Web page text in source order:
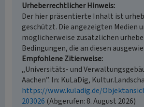
Urheberrechtlicher Hinweis
Der hier präsentierte Inhalt ist
geschützt. Die angezeigten Medien
möglicherweise zusätzlichen
Bedingungen, die an diesen
Empfohlene Zitierweise
„Universitäts- und
Aachen”. In: KuLaDig,
https://www.kuladig.de/
203026 (Abgerufen: 8. August 2026)